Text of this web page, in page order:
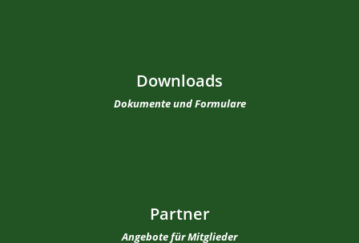
Downloads
Dokumente und Formulare
Partner
Angebote für Mitglieder